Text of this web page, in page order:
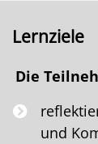
Lernziele
Die
und